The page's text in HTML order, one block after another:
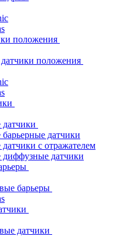
положения
положения
датчики
с отражателем
диффузные датчики
барьеры
датчики